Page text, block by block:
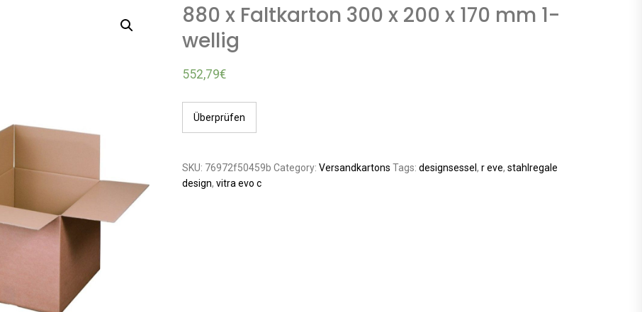
880 x Faltkarton 300 x 200 x 170 mm 1-
wellig
552,79€
Überprüfen
SKU: 76972f50459b Category: Versandkartons Tags: designsessel , r eve, stahlregale
design, vitra evo c